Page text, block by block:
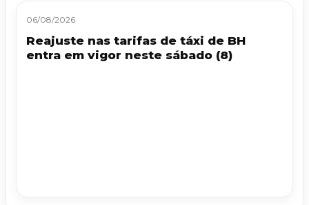
06/08/2026
Reajuste nas tarifas de táxi de BH
entra em vigor neste sábado (8)